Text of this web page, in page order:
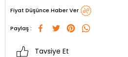
Fiyat Düşünce Haber Ver
Paylaş :
Tavsiye Et